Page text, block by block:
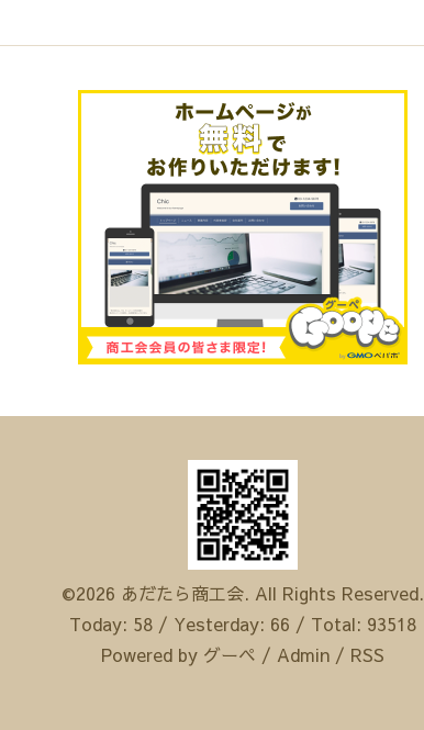
©2026 あだたら商工会. All Rights Reserved.
Today: 58 / Yesterday: 66 / Total: 93518
Powered by グーペ / Admin / RSS